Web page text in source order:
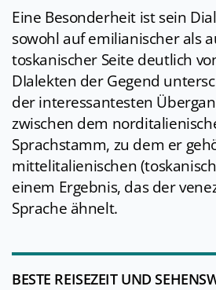
Eine Besonderheit ist sein
sowohl auf emilianischer als
toskanischer Seite deutlich
DIalekten der Gegend
der interessantesten
zwischen dem
Sprachstamm, zu dem er
mittelitalienischen
einem Ergebnis, das der
Sprache ähnelt.
BESTE REISEZEIT UND